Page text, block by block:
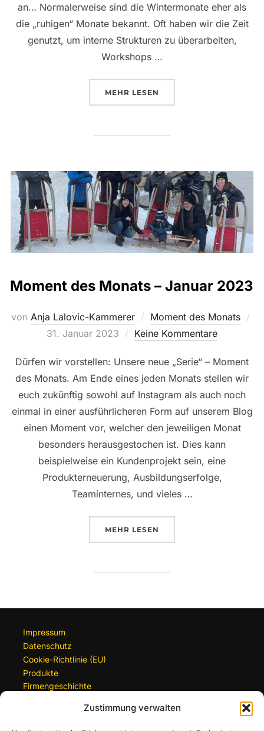
Zustimmung verwalten
an… Normalerweise sind die Wintermonate eher als
die „ruhigen“ Monate bekannt. Oft haben wir die Zeit
genutzt, um interne Strukturen zu überarbeiten,
Workshops …
MEHR ÜBER „MOMENT DES MONATS
LESEN
Moment des Monats – Januar 2023
von Anja Lalovic-Kammerer
Moment des Monats
Veröffentlicht
31. Januar 2023 Keine Kommentare
Dürfen wir vorstellen: Unsere neue „Serie“ – Moment
des Monats. Am Ende eines jeden Monats stellen wir
euch zukünftig sowohl auf Instagram als auch noch
einmal in einer ausführlicheren Form auf unserem Blog
einen Moment vor, welcher den jeweiligen Monat
besonders herausgestochen ist. Dies kann
beispielweise ein Kundenprojekt sein, eine
Produkterneuerung, Ausbildungserfolge,
Teaminternes, und vieles …
MEHR ÜBER „MOMENT DES MONATS
LESEN
Impressum
Datenschutz
Cookie-Richtlinie (EU)
Produkte
Firmengeschichte